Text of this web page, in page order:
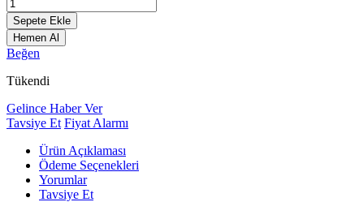
Sepete Ekle
Hemen Al
Beğen
Tükendi
Gelince Haber Ver
Tavsiye Et Fiyat Alarmı
Ürün Açıklaması
Ödeme Seçenekleri
Yorumlar
Tavsiye Et